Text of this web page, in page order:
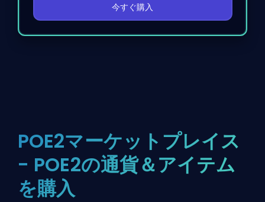
今すぐ購入
POE2マーケットプレイス
- POE2の通貨＆アイテム
を購入